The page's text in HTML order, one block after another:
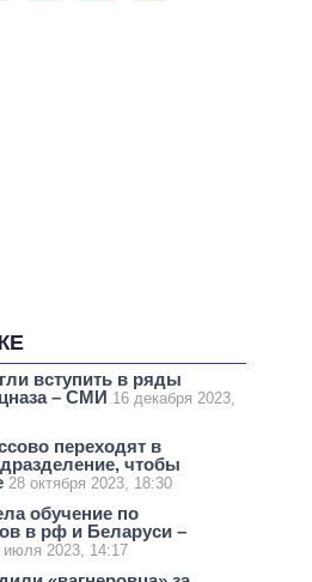
вступить в ряды
– СМИ 16 декабря 2023,
переходят в
чтобы
28 октября 2023, 18:30
обучение по
в рф и Беларуси –
июля 2023, 14:17